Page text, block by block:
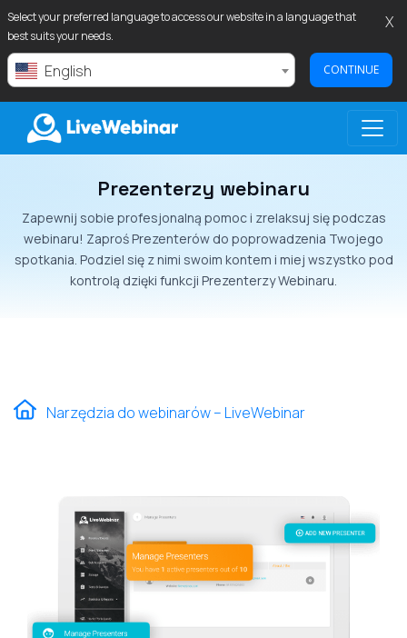
Select your preferred language to access our website in a language that
best suits your needs.
English CONTINUE
X
LIVEWEBINAR.COM
Prezenterzy webinaru
Zapewnij sobie profesjonalną pomoc i zrelaksuj się podczas
webinaru! Zaproś Prezenterów do poprowadzenia Twojego
spotkania. Podziel się z nimi swoim kontem i miej wszystko pod
kontrolą dzięki funkcji Prezenterzy Webinaru.
Narzędzia do webinarów – LiveWebinar